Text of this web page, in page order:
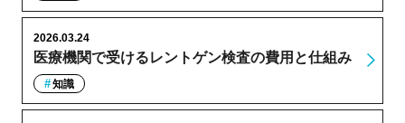
医療機関で受けるレントゲン検査の費用と仕組み
2026.03.24
知識